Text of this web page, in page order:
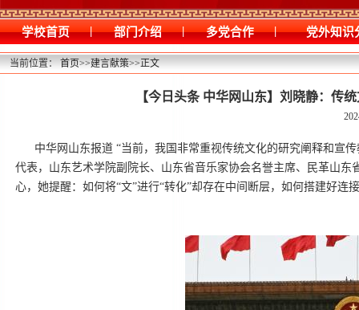
学校首页 | 部门介绍 | 多党合作 | 党外知识
当前位置：首页>>建言献策>>正文
【今日头条 中华网山东】刘晓静：传
中华网山东报道 “当前，我国非常重视传统文化的研究阐释和宣
代表，山东艺术学院副院长、山东省音乐家协会名誉主席、民革山
心，她提醒：如何将“文”进行“转化”却存在中间断层，如何搭建好连